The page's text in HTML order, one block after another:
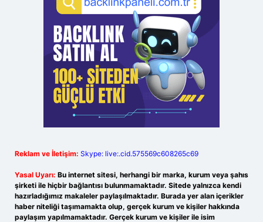
Reklam ve İletişim: Skype: live:.cid.575569c608265c69
Yasal Uyarı: Bu internet sitesi, herhangi bir marka, kurum veya şahıs
şirketi ile hiçbir bağlantısı bulunmamaktadır. Sitede yalnızca kendi
hazırladığımız makaleler paylaşılmaktadır. Burada yer alan içerikler
haber niteliği taşımamakta olup, gerçek kurum ve kişiler hakkında
paylaşım yapılmamaktadır. Gerçek kurum ve kişiler ile isim